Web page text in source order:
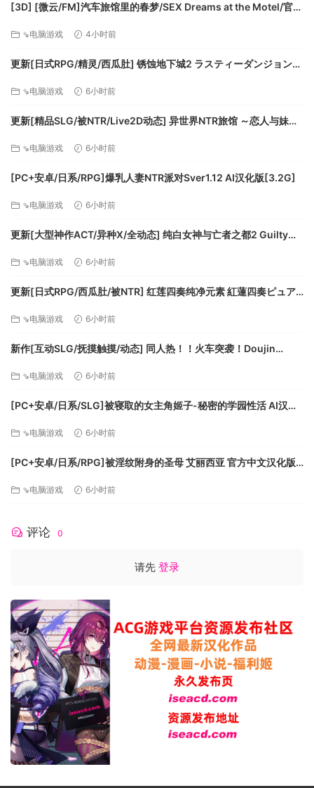
《战争号令——地狱之门：东线》提供如下内容：
12个还原历史的单机或多人合作模式关卡。
30张PvE和PvP地图。
带领他们在一系列地图上打一场不断变化的战争。
选择。
可即时切换步兵的第三人称/RTS直接控制模式。
式。
超过250款载具和100种重武器供您使用。
真实的装甲车辆，具有准确的装甲布局、还原历史的弹药
这是所有RTS游戏中最真实的弹药和装甲穿透机制。
地雷、磁性雷、障碍物布设、散兵坑修筑、刺刀、烟幕和
写实的音效设计和视觉效果。
[3D] [微云/FM]汽车旅馆里的春梦/SEX Dreams at the Motel/官中
⇘电脑游戏 4小时前
更新[日式RPG/精灵/西瓜肚] 锈蚀地下城2 ラスティーダンジョン2
⇘电脑游戏 6小时前
更新[精品SLG/被NTR/Live2D动态] 异世界NTR旅馆 ～恋人与妹妹
⇘电脑游戏 6小时前
[PC+安卓/日系/RPG]爆乳人妻NTR派对Sver1.12 AI汉化版[3.2G]
⇘电脑游戏 6小时前
更新[大型神作ACT/异种X/全动态] 纯白女神与亡者之都2 Guilty
⇘电脑游戏 6小时前
更新[日式RPG/西瓜肚/被NTR] 红莲四奏纯净元素 紅蓮四奏ピュア
⇘电脑游戏 6小时前
新作[互动SLG/抚摸触摸/动态] 同人热！！火车突袭！Doujin
⇘电脑游戏 6小时前
[PC+安卓/日系/SLG]被寝取的女主角姬子-秘密的学园性活 AI汉化
⇘电脑游戏 6小时前
[PC+安卓/日系/RPG]被淫纹附身的圣母 艾丽西亚 官方中文汉化版
⇘电脑游戏 6小时前
评论 0
请先 登录